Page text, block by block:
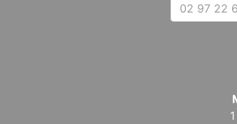
02 97 22